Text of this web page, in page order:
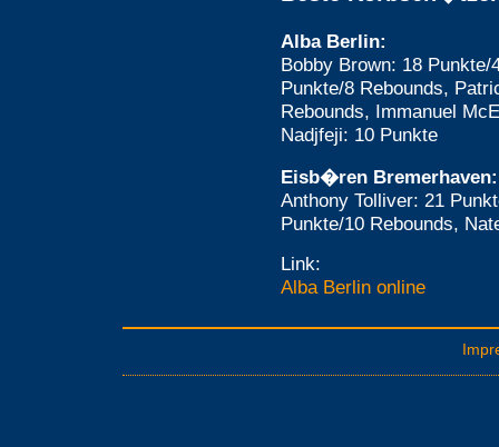
Alba Berlin:
Bobby Brown: 18
Punkte/8 Rebounds,
Rebounds, Immanuel
Nadjfeji: 10 Punkte
Eisb�ren Bremerhaven:
Anthony Tolliver: 21
Punkte/10 Rebounds,
Link:
Alba Berlin online